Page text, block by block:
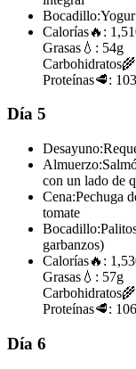
Bocadillo:
Calorías🔥:
Grasas 💧: 54g
Carbohidratos
Proteínas🥩:
Día 5
Desayuno:
Almuerzo:
con un lado de
Cena:Pechuga
tomate
Bocadillo:
garbanzos)
Calorías🔥:
Grasas 💧: 57g
Carbohidratos
Proteínas🥩:
Día 6